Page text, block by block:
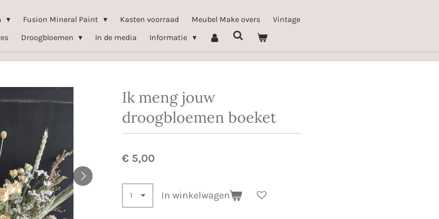
Fusion Mineral Paint Kasten voorraad Meubel Make overs
Vintage
Droogbloemen In de media Informatie
Ik meng jouw
droogbloemen boeket
€ 5,00
In winkelwagen